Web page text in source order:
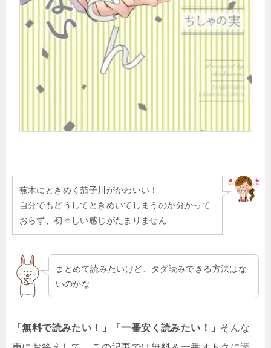
蕪木にときめく茄子川がかわいい！
自分でもどうしてときめいてしまうのか分かって
おらず、初々しい感じがたまりません
まとめて読みたいけど、タダ読みできる方法はな
いのかな
「無料で読みたい！」「一番安く読みたい！」 そんな